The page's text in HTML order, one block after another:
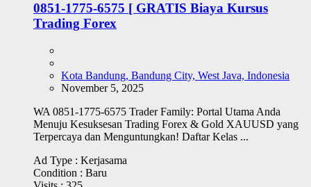
0851-1775-6575 [ GRATIS Biaya Kursus
Trading Forex
Kota Bandung, Bandung City, West Java, Indonesia
November 5, 2025
WA 0851-1775-6575 Trader Family: Portal Utama Anda
Menuju Kesuksesan Trading Forex & Gold XAUUSD yang
Terpercaya dan Menguntungkan! Daftar Kelas ...
Ad Type : Kerjasama
Condition : Baru